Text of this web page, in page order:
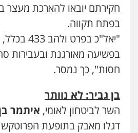
חקירתם יובאו להארכת
בפתח תקווה.
"יאל"כ בפרט
בפשיעה מאורגנת ובעבירות
חסות", כך נמסר.
בן גביר: לא נוותר
השר לביטחון לאומי, איתמר
דגלו מאבק בתופעת